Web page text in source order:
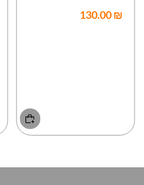
₪ 130.00